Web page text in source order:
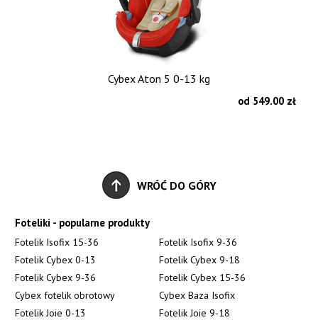
Cybex Aton 5 0-13 kg
od 549.00 zł
WRÓĆ DO GÓRY
Foteliki - popularne produkty
Fotelik Isofix 15-36
Fotelik Isofix 9-36
Fotelik Cybex 0-13
Fotelik Cybex 9-18
Fotelik Cybex 9-36
Fotelik Cybex 15-36
Cybex fotelik obrotowy
Cybex Baza Isofix
Fotelik Joie 0-13
Fotelik Joie 9-18